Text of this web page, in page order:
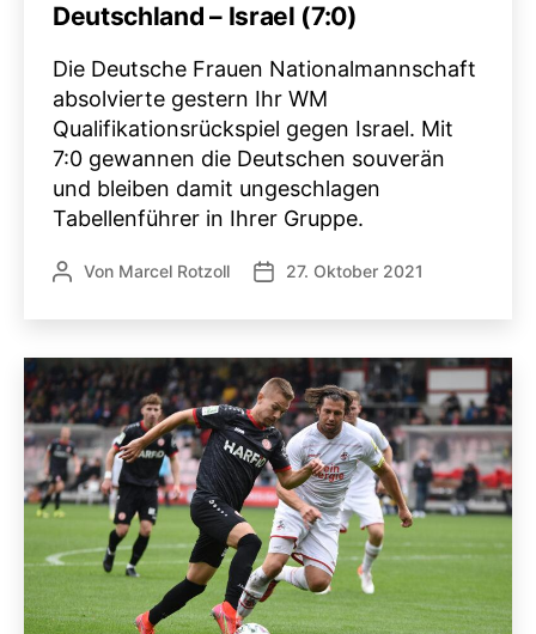
Deutschland – Israel (7:0)
Die Deutsche Frauen Nationalmannschaft
absolvierte gestern Ihr WM
Qualifikationsrückspiel gegen Israel. Mit
7:0 gewannen die Deutschen souverän
und bleiben damit ungeschlagen
Tabellenführer in Ihrer Gruppe.
Beitragsautor
Von Marcel Rotzoll Veröffentlichungsdatum
27. Oktober 2021